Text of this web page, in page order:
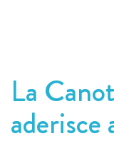
La
aderisce